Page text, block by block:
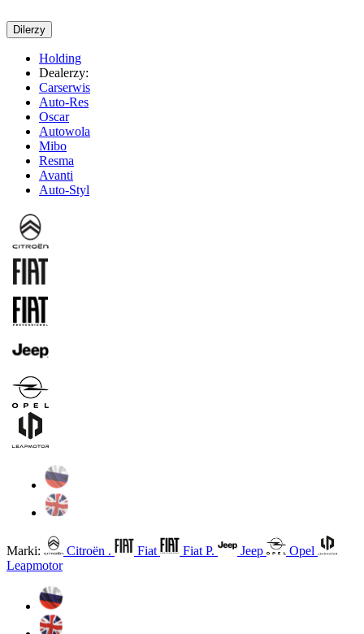
Dilerzy
Holding
Dealerzy:
Carserwis
Auto-Res
Oscar
Autowola
Mibo
Resma
Avanti
Auto-Styl
Marki: Citroën . Fiat Fiat P. Jeep
Opel
Leapmotor